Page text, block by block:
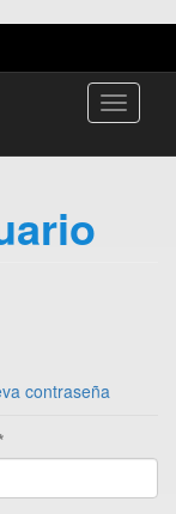
Toggle
contraseña